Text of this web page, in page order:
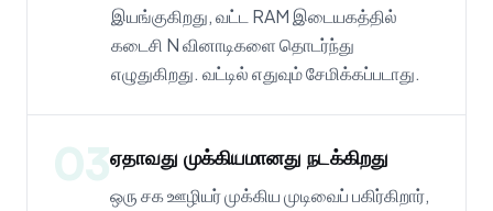
இயங்குகிறது, வட்ட RAM இடையகத்தில்
கடைசி N வினாடிகளை தொடர்ந்து
எழுதுகிறது. வட்டில் எதுவும் சேமிக்கப்படாது.
03ஏதாவது முக்கியமானது நடக்கிறது
ஒரு சக ஊழியர் முக்கிய முடிவைப் பகிர்கிறார்,